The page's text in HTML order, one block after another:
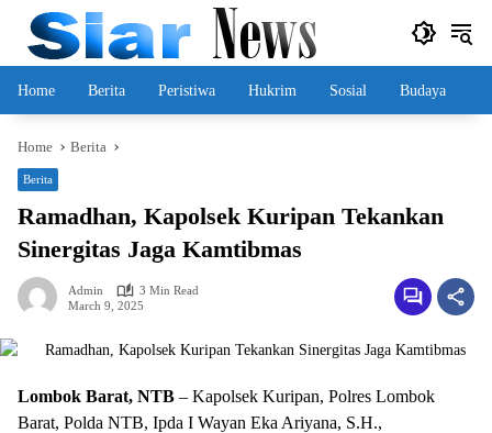
content
Home Berita Peristiwa Hukrim Sosial Budaya
Home Berita
Berita
Ramadhan, Kapolsek Kuripan Tekankan
Sinergitas Jaga Kamtibmas
Admin
3 Min Read
March 9, 2025
Lombok Barat, NTB – Kapolsek Kuripan, Polres Lombok
Barat, Polda NTB, Ipda I Wayan Eka Ariyana, S.H.,